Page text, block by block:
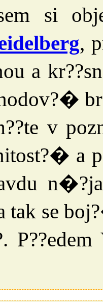
si
,
a
v
a
tak se